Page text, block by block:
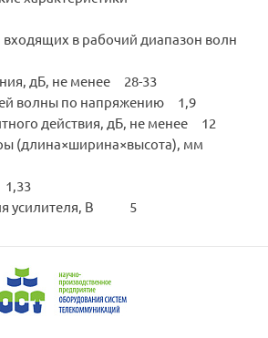
в рабочий диапазон волн
дБ, не менее 28-33
волны по напряжению 1,9
действия, дБ, не менее 12
(длина×ширина×высота), мм
1,33
усилителя, В 5